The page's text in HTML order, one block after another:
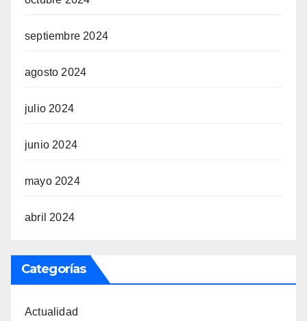
septiembre 2024
agosto 2024
julio 2024
junio 2024
mayo 2024
abril 2024
Categorías
Actualidad